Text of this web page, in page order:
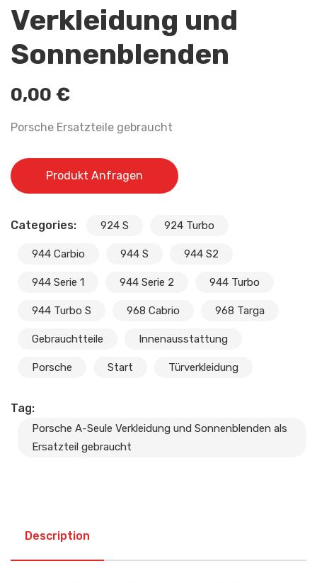
Verkleidung und
Sonnenblenden
0,00 €
Porsche Ersatzteile gebraucht
Produkt Anfragen
Categories: 924 S 924 Turbo
944 Carbio 944 S 944 S2
944 Serie 1 944 Serie 2 944 Turbo
944 Turbo S 968 Cabrio 968 Targa
Gebrauchtteile Innenausstattung
Porsche Start Türverkleidung
Tag:
Porsche A-Seule Verkleidung und Sonnenblenden als
Ersatzteil gebraucht
Description